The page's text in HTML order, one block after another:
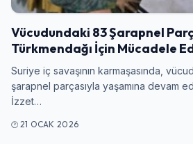
Vücudundaki 83 Şarapnel
Türkmendağı İçin Mücadele
Suriye iç savaşının karmaşasında,
şarapnel parçasıyla yaşamına devam
İzzet…
21 OCAK 2026